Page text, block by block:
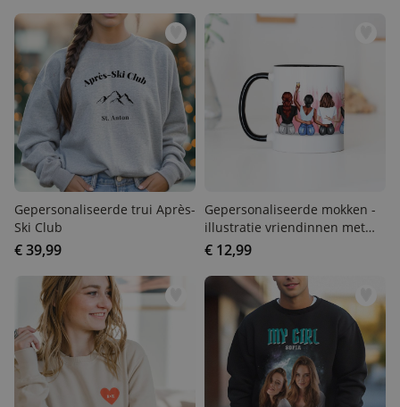
Gepersonaliseerde trui
Après-Ski Club
€ 39,99
Gepersonaliseerde mokken
- illustratie vriendinnen met
tekst
€ 12,99